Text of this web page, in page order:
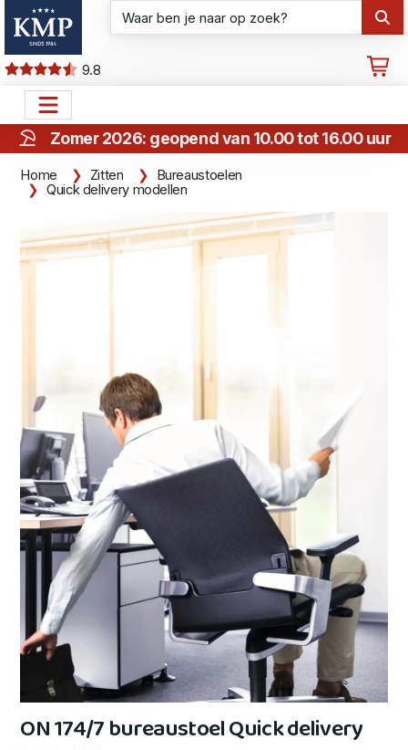
9.8
Zomer 2026: geopend van 10.00 tot 16.00 uur
Home Zitten
Bureaustoelen
Quick delivery modellen
ON 174/7 bureaustoel Quick delivery